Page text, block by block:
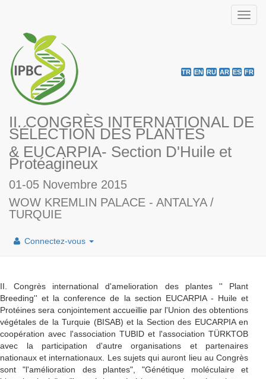
II. CONGRÈS INTERNATIONAL DE
SÉLECTION DES PLANTES
& EUCARPIA- Section D'Huile et
Protéagineux
01-05 Novembre 2015
WOW KREMLIN PALACE - ANTALYA /
TURQUIE
TR EN RU AR ES FR
Connectez-vous
II. Congrès international d'amelioration des plantes '' Plant
Breeding'' et la conference de la section EUCARPIA - Huile et
Protéines sera conjointement accueillie par l'Union des obtentions
végétales de la Turquie (BISAB) et la Section des EUCARPIA en
coopération avec l'association TUBID et l'association TÜRKTOB
avec la participation d'autre organisations et partenaires
nationaux et internationaux. Les sujets qui auront lieu au Congrès
sont "l'amélioration des plantes", "Génétique moléculaire et